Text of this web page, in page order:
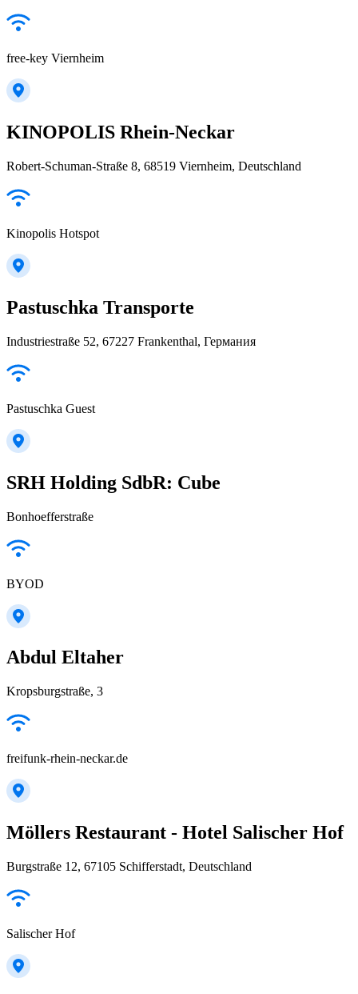
free-key Viernheim
KINOPOLIS Rhein-Neckar
Robert-Schuman-Straße 8, 68519 Viernheim, Deutschland
Kinopolis Hotspot
Pastuschka Transporte
Industriestraße 52, 67227 Frankenthal, Германия
Pastuschka Guest
SRH Holding SdbR: Cube
Bonhoefferstraße
BYOD
Abdul Eltaher
Kropsburgstraße, 3
freifunk-rhein-neckar.de
Möllers Restaurant - Hotel Salischer Hof
Burgstraße 12, 67105 Schifferstadt, Deutschland
Salischer Hof